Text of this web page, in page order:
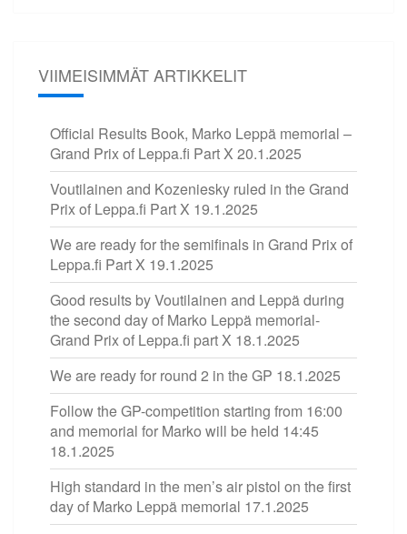
VIIMEISIMMÄT ARTIKKELIT
Official Results Book, Marko Leppä memorial –
Grand Prix of Leppa.fi Part X 20.1.2025
Voutilainen and Kozeniesky ruled in the Grand
Prix of Leppa.fi Part X 19.1.2025
We are ready for the semifinals in Grand Prix of
Leppa.fi Part X 19.1.2025
Good results by Voutilainen and Leppä during
the second day of Marko Leppä memorial-
Grand Prix of Leppa.fi part X 18.1.2025
We are ready for round 2 in the GP 18.1.2025
Follow the GP-competition starting from 16:00
and memorial for Marko will be held 14:45
18.1.2025
High standard in the men’s air pistol on the first
day of Marko Leppä memorial 17.1.2025